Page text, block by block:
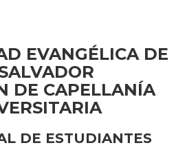
EVANGÉLICA DE
DE CAPELLANÍA
DE ESTUDIANTES